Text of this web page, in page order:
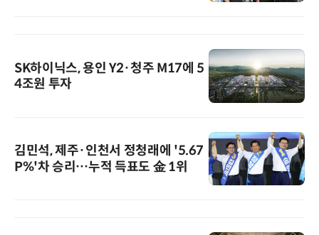
SK하이닉스, 용인 Y2·청주 M17에 5
4조원 투자
김민석, 제주·인천서 정청래에 '5.67
P%'차 승리…누적 득표도 金 1위